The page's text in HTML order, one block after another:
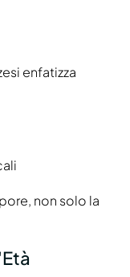
enfatizza
non solo la